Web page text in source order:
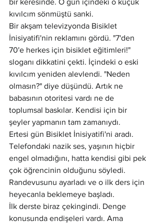
bir keresinde. O gün içindeki o küçük
kıvılcım sönmüştü sanki.
Bir akşam televizyonda Bisiklet
İnisiyatifi'nin reklamını gördü. "7'den
70'e herkes için bisiklet eğitimleri!"
sloganı dikkatini çekti. İçindeki o eski
kıvılcım yeniden alevlendi. "Neden
olmasın?" diye düşündü. Artık ne
babasının otoritesi vardı ne de
toplumsal baskılar. Kendisi için bir
şeyler yapmanın tam zamanıydı.
Ertesi gün Bisiklet İnisiyatifi'ni aradı.
Telefondaki nazik ses, yaşının hiçbir
engel olmadığını, hatta kendisi gibi pek
çok öğrencinin olduğunu söyledi.
Randevusunu ayarladı ve o ilk ders için
heyecanla beklemeye başladı.
İlk derste biraz çekingindi. Denge
konusunda endişeleri vardı. Ama